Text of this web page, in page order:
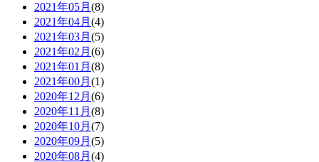
2021年05月 (8)
2021年04月 (4)
2021年03月 (5)
2021年02月 (6)
2021年01月 (8)
2021年00月 (1)
2020年12月 (6)
2020年11月 (8)
2020年10月 (7)
2020年09月 (5)
2020年08月 (4)